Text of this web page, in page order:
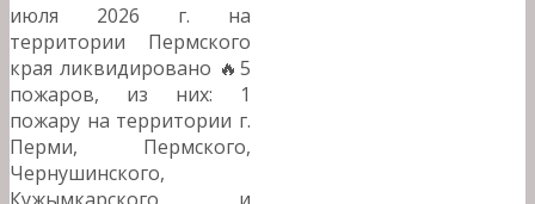
июля 2026 г. на
территории Пермского
края ликвидировано 🔥5
пожаров, из них: 1
пожару на территории г.
Перми, Пермского,
Чернушинского,
Кужымкарского и